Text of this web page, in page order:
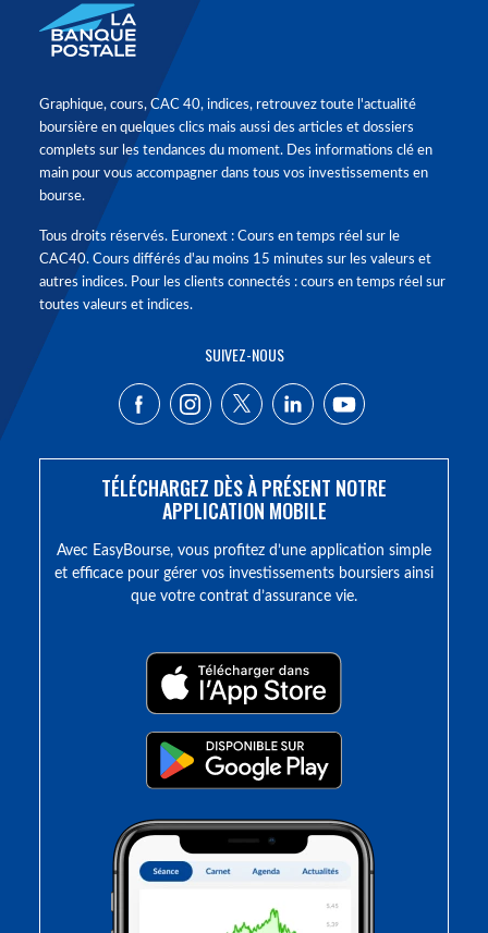
Graphique, cours, CAC 40, indices, retrouvez toute l'actualité
boursière en quelques clics mais aussi des articles et dossiers
complets sur les tendances du moment. Des informations clé en
main pour vous accompagner dans tous vos investissements en
bourse.
Tous droits réservés. Euronext : Cours en temps réel sur le
CAC40. Cours différés d'au moins 15 minutes sur les valeurs et
autres indices. Pour les clients connectés : cours en temps réel sur
toutes valeurs et indices.
SUIVEZ-NOUS
TÉLÉCHARGEZ DÈS À PRÉSENT NOTRE
APPLICATION MOBILE
Avec EasyBourse, vous profitez d’une application simple
et efficace pour gérer vos investissements boursiers ainsi
que votre contrat d’assurance vie.